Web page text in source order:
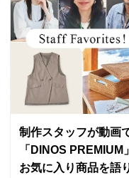
制作スタッフが動画
「DINOS PREMIUM」
お気に入り商品を語